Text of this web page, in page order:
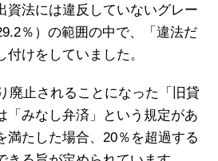
資法には違反していないグレー
％）の範囲の中で、「違法だ
けをしていました。
廃止されることになった「旧貸
「みなし弁済」という規定があ
満たした場合、20％を超過する